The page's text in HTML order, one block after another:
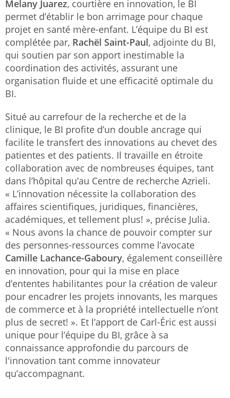
Melany Juarez, courtière en innovation, le BI
permet d’établir le bon arrimage pour chaque
projet en santé mère-enfant. L’équipe du BI est
complétée par, Rachël Saint-Paul, adjointe du BI,
qui soutien par son apport inestimable la
coordination des activités, assurant une
organisation fluide et une efficacité optimale du
BI.
Situé au carrefour de la recherche et de la
clinique, le BI profite d’un double ancrage qui
facilite le transfert des innovations au chevet des
patientes et des patients. Il travaille en étroite
collaboration avec de nombreuses équipes, tant
dans l’hôpital qu’au Centre de recherche Azrieli.
« L’innovation nécessite la collaboration des
affaires scientifiques, juridiques, financières,
académiques, et tellement plus! », précise Julia.
« Nous avons la chance de pouvoir compter sur
des personnes-ressources comme l’avocate
Camille Lachance-Gaboury, également conseillère
en innovation, pour qui la mise en place
d’ententes habilitantes pour la création de valeur
pour encadrer les projets innovants, les marques
de commerce et à la propriété intellectuelle n’ont
plus de secret! ». Et l’apport de Carl-Éric est aussi
unique pour l’équipe du BI, grâce à sa
connaissance approfondie du parcours de
l'innovation tant comme innovateur
qu’accompagnant.